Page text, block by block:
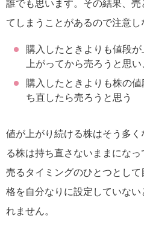
誰でも思います。その結果、
てしまうことがあるので注意し
購入したときよりも値段
上がってから売ろうと思
購入したときよりも株の
ち直したら売ろうと思う
値が上がり続ける株はそう多
る株は持ち直さないままになっ
売るタイミングのひとつとし
格を自分なりに設定していな
れません。